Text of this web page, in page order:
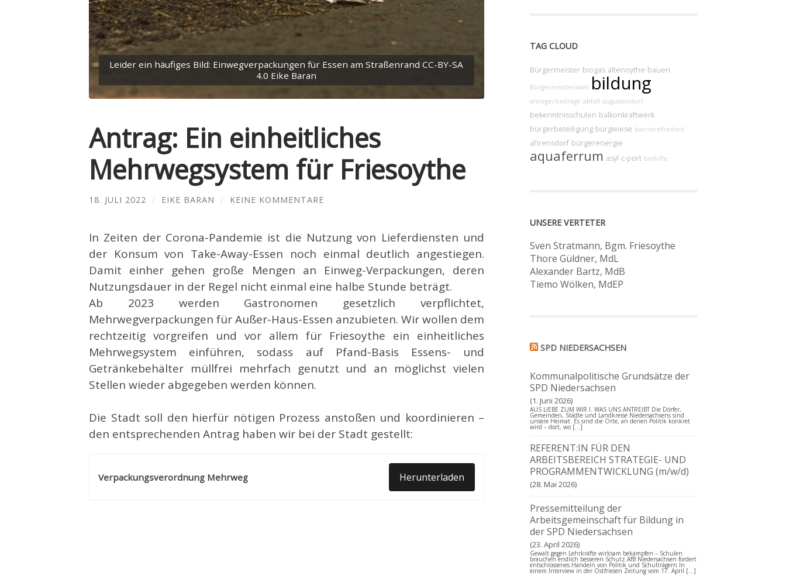
Leider ein häufiges Bild: Einwegverpackungen für Essen am Straßenrand CC-BY-SA
4.0 Eike Baran
Antrag: Ein einheitliches
Mehrwegsystem für Friesoythe
18. JULI 2022 / EIKE BARAN / KEINE KOMMENTARE
In Zeiten der Corona-Pandemie ist die Nutzung von Lieferdiensten und
der Konsum von Take-Away-Essen noch einmal deutlich angestiegen.
Damit einher gehen große Mengen an Einweg-Verpackungen, deren
Nutzungsdauer in der Regel nicht einmal eine halbe Stunde beträgt.
Ab 2023 werden Gastronomen gesetzlich verpflichtet,
Mehrwegverpackungen für Außer-Haus-Essen anzubieten. Wir wollen dem
rechtzeitig vorgreifen und vor allem für Friesoythe ein einheitliches
Mehrwegsystem einführen, sodass auf Pfand-Basis Essens- und
Getränkebehälter müllfrei mehrfach genutzt und an möglichst vielen
Stellen wieder abgegeben werden können.
Die Stadt soll den hierfür nötigen Prozess anstoßen und koordinieren –
den entsprechenden Antrag haben wir bei der Stadt gestellt:
Verpackungsverordnung Mehrweg Herunterladen
TAG CLOUD
Bürgermeister biogas altenoythe bauen
Bürgermeisterwahl bildung
anliegerbeiträge abfall augustendorf
bekenntnisschulen balkonkraftwerk
bürgerbeteiligung burgwiese barrierefreiheit
ahrensdorf bürgerenergie
aquaferrum asyl c-port beihilfe
UNSERE VERTETER
Sven Stratmann, Bgm. Friesoythe
Thore Güldner, MdL
Alexander Bartz, MdB
Tiemo Wölken, MdEP
SPD NIEDERSACHSEN
Kommunalpolitische Grundsätze der
SPD Niedersachsen
1. Juni 2026
AUS LIEBE ZUM WIR I. WAS UNS ANTREIBT Die Dörfer,
Gemeinden, Städte und Landkreise Niedersachsens sind
unsere Heimat. Es sind die Orte, an denen Politik konkret
wird – dort, wo […]
REFERENT:IN FÜR DEN
ARBEITSBEREICH STRATEGIE- UND
PROGRAMMENTWICKLUNG (m/w/d)
28. Mai 2026
Pressemitteilung der
Arbeitsgemeinschaft für Bildung in
der SPD Niedersachsen
23. April 2026
Gewalt gegen Lehrkräfte wirksam bekämpfen – Schulen
brauchen endlich besseren Schutz AfB Niedersachsen fordert
entschlossenes Handeln von Politik und Schulträgern In
einem Interview in der Ostfriesen Zeitung vom 17. April […]